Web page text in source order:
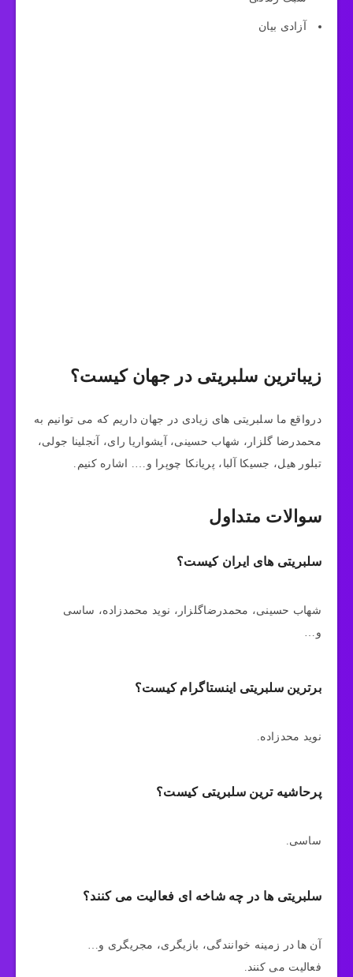
آزادی بیان
زیباترین سلبریتی در جهان کیست؟
درواقع ما سلبریتی های زیادی در جهان داریم که می توانیم به
محمدرضا گلزار، شهاب حسینی، آیشواریا رای، آنجلینا جولی،
تبلور هیل، جسیکا آلبا، پریانکا چوپرا و…. اشاره کنیم.
سوالات متداول
سلبریتی های ایران کیست؟
شهاب حسینی، محمدرضاگلزار، نوید محمدزاده، ساسی
و…
برترین سلبریتی اینستاگرام کیست؟
نوید محدزاده.
پرحاشیه ترین سلبریتی کیست؟
ساسی.
سلبریتی ها در چه شاخه ای فعالیت می کنند؟
آن ها در زمینه خوانندگی، بازیگری، مجریگری و…
فعالیت می کنند.